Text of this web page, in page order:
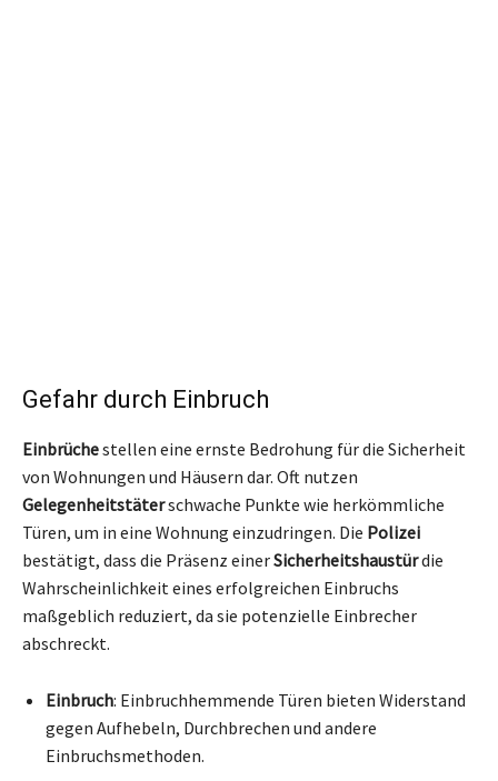
Gefahr durch Einbruch
Einbrüchestellen eine ernste Bedrohung für die Sicherheit
von Wohnungen und Häusern dar. Oft nutzen
Gelegenheitstäterschwache Punkte wie herkömmliche
Türen, um in eine Wohnung einzudringen. Die Polizei
bestätigt, dass die Präsenz einerSicherheitshaustürdie
Wahrscheinlichkeit eines erfolgreichen Einbruchs
maßgeblich reduziert, da sie potenzielle Einbrecher
abschreckt.
Einbruch: Einbruchhemmende Türen bieten Widerstand
gegen Aufhebeln, Durchbrechen und andere
Einbruchsmethoden.